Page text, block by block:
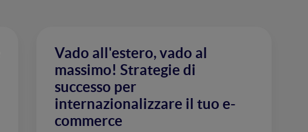
Vado all'estero, vado al
massimo! Strategie di
successo per
internazionalizzare il tuo e-
commerce